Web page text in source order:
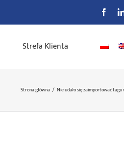
Strefa Klienta
Strona główna / Nie udało się zaimportować tagu